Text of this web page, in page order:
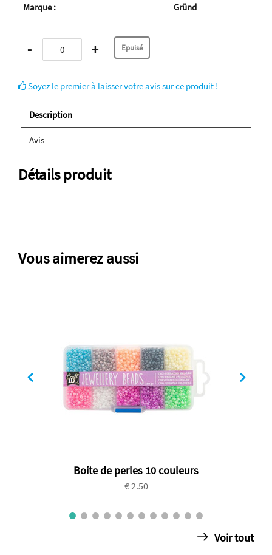
Marque :
Gründ
- +
Soyez le premier à laisser votre avis sur ce produit !
Description
Avis
Détails produit
Vous aimerez aussi
Boite de perles 10 couleurs
€ 2.50
Voir tout